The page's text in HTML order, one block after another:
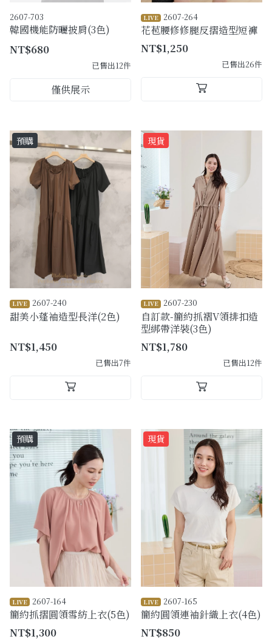
2607-703
韓國機能防曬披肩(3色)
NT$680
已售出12件
僅供展示
LIVE 2607-264
花苞腰修修腿反摺造型短褲
NT$1,250
已售出26件
預購
LIVE 2607-240
甜美小蓬袖造型長洋(2色)
NT$1,450
已售出7件
現貨
LIVE 2607-230
自訂款-簡約抓褶V領排扣造
型綁帶洋裝(3色)
NT$1,780
已售出12件
預購
LIVE 2607-164
簡約抓摺圓領雪紡上衣(5色)
NT$1,300
現貨
LIVE 2607-165
簡約圓領連袖針織上衣(4色)
NT$850